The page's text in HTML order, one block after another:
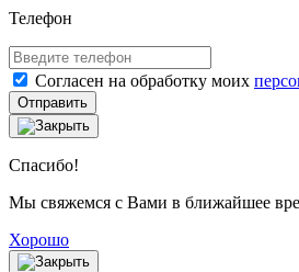
Телефон
Согласен на обработку моих
Отправить
Спасибо!
Мы свяжемся с Вами в ближайшее
Хорошо